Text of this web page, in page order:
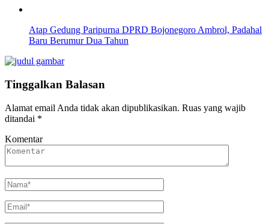
Atap Gedung Paripurna DPRD Bojonegoro Ambrol, Padahal
Baru Berumur Dua Tahun
Tinggalkan Balasan
Alamat email Anda tidak akan dipublikasikan. Ruas yang wajib
ditandai *
Komentar